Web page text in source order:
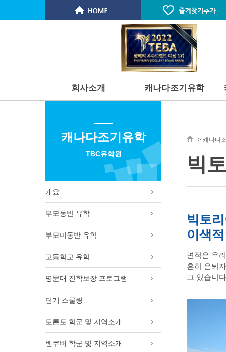
회사소개
스탭소개 & 연혁
서비스
찾아오시는길
캐나다조기유학
부모미동반유학
고등학교유학
명문대 진학보장 프로그램
단기 스쿨링
토론토 학군 및 지역소개
빅토리아 PCS 사립학교
필리핀 주니어 스파르타 프로그
필리핀 가족연수 프로그램
추천! 토론토 여자 고등학교
캐나다 명문보딩스쿨
토론토 여름캠프
캐나다조기유학
TBC유학원
개요
부모동반 유학
부모미동반 유학
고등학교 유학
명문대 진학보장 프로그램
단기 스쿨링
토론토 학군 및 지역소개
벤쿠버 학군 및 지역소개
> 캐나다
빅
빅토
이색
면적은 우
흔히 은퇴
고 있습니다